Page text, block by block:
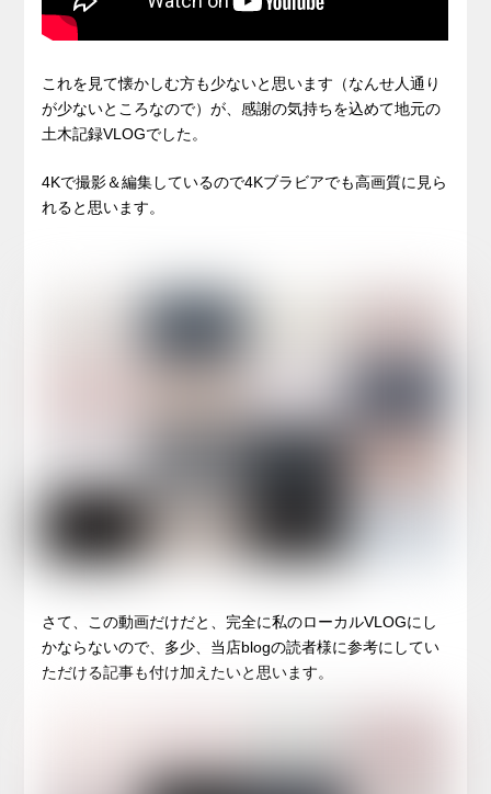
これを見て懐かしむ方も少ないと思います（なんせ人通り
が少ないところなので）が、感謝の気持ちを込めて地元の
土木記録VLOGでした。
4Kで撮影＆編集しているので4Kブラビアでも高画質に見ら
れると思います。
さて、この動画だけだと、完全に私のローカルVLOGにし
かならないので、多少、当店blogの読者様に参考にしてい
ただける記事も付け加えたいと思います。